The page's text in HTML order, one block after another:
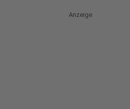
Anzeige